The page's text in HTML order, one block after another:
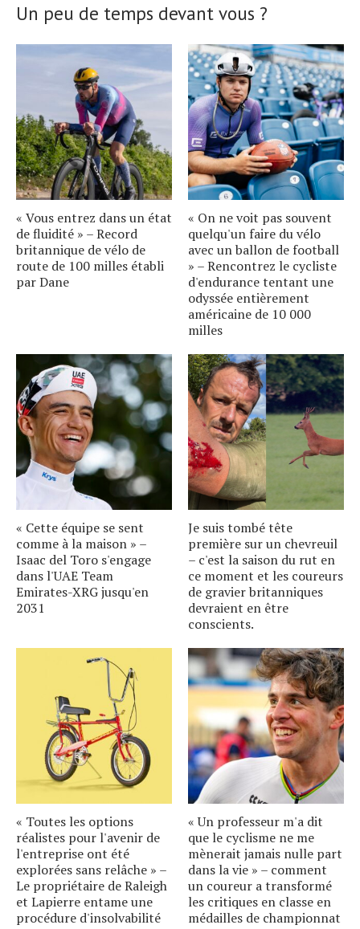
Un peu de temps devant vous ?
« Vous entrez dans un état
de fluidité » – Record
britannique de vélo de
route de 100 milles établi
par Dane
« On ne voit pas souvent
quelqu'un faire du vélo
avec un ballon de football
» – Rencontrez le cycliste
d'endurance tentant une
odyssée entièrement
américaine de 10 000
milles
« Cette équipe se sent
comme à la maison » –
Isaac del Toro s'engage
dans l'UAE Team
Emirates-XRG jusqu'en
2031
Je suis tombé tête
première sur un chevreuil
– c'est la saison du rut en
ce moment et les coureurs
de gravier britanniques
devraient en être
conscients.
« Toutes les options
réalistes pour l'avenir de
l'entreprise ont été
explorées sans relâche » –
Le propriétaire de Raleigh
et Lapierre entame une
procédure d'insolvabilité
« Un professeur m'a dit
que le cyclisme ne me
mènerait jamais nulle part
dans la vie » – comment
un coureur a transformé
les critiques en classe en
médailles de championnat